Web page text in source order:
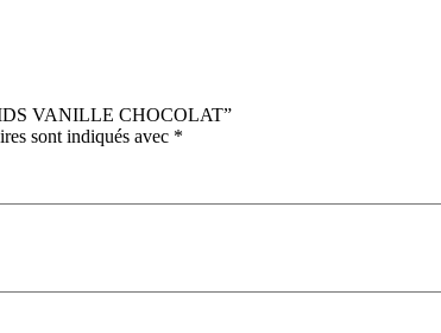
VANILLE CHOCOLAT”
sont indiqués avec *